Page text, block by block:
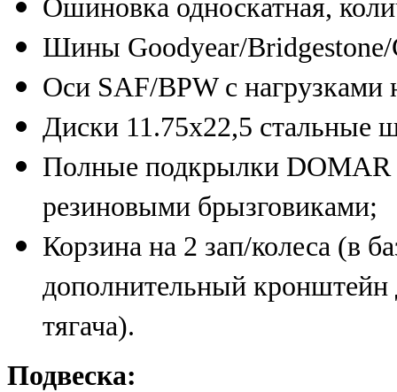
Ошиновка односкатная,
Шины Goodyear/Bridgestone/
Оси SAF/BPW с нагрузками
Диски 11.75х22,5 стальные
Полные подкрылки DOMAR
резиновыми брызговиками;
Корзина на 2 зап/колеса (в
дополнительный кронштейн
тягача).
Подвеска: